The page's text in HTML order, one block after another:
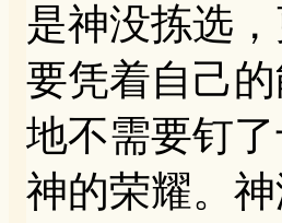
是神没拣选
要凭着自己
地不需要钉
神的荣耀。